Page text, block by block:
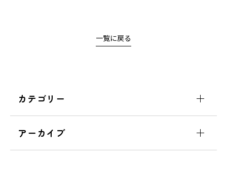
一覧に戻る
カテゴリー
アーカイブ